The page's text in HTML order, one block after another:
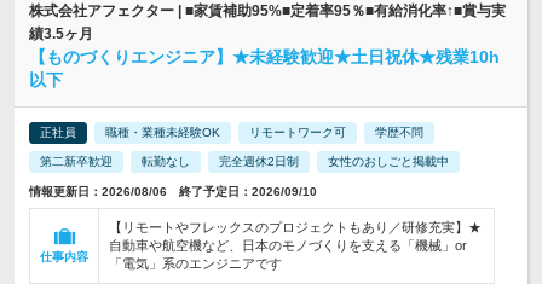
株式会社アフェクター | ■家賃補助95%■定着率95％■有給消化率↑■賞与実
績3.5ヶ月
【ものづくりエンジニア】★未経験歓迎★土日祝休★残業10h
以下
正社員 職種・業種未経験OK リモートワーク可 学歴不問
第二新卒歓迎 転勤なし 完全週休2日制 女性のおしごと掲載中
情報更新日：2026/08/06 終了予定日：2026/09/10
仕事内容
【リモートやフレックスのプロジェクトもあり／研修充実】★
自動車や航空機など、日本のモノづくりを支える「機械」or
「電気」系のエンジニアです